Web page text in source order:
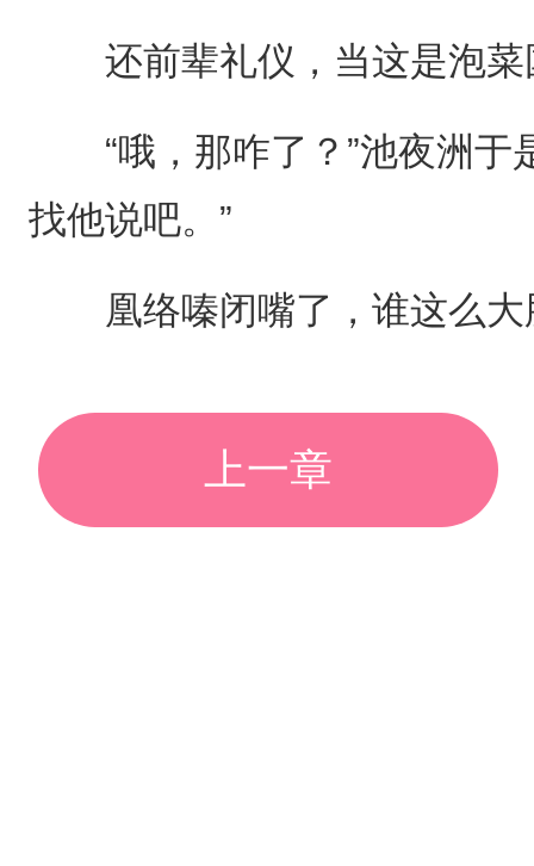
还前辈礼仪，当这是泡菜
“哦，那咋了？”池夜洲于
找他说吧。”
凰络嗪闭嘴了，谁这么大
上一章